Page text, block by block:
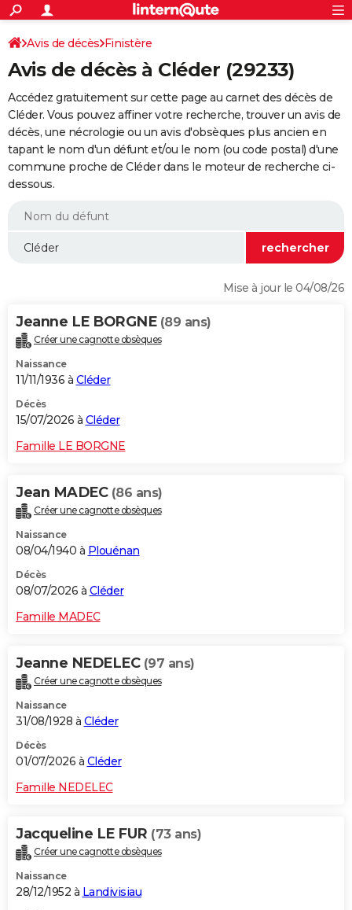
ACTUALITÉS
Politique
Société
Faits Divers
Education
Monde
Villes
+
SPORT
Coupe du monde 2026
Football
Tennis
Cyclisme
Rugby
Forum
Programme TV
TNT
Streaming
Cinéma
Sorties cinéma
Musique
+
FINANCE
Retraite
Epargne
Immobilier
Risques naturels par ville
Assurance
AUTO
Essais
Réserver un essai
Citadines
Berlines
SUV
Forum auto
+
HIGH-TECH
BRICOLAGE
WEEK-END
Alimentation
Guide de la santé
Maladies
Médicaments
Sommeil
VOYAGE
Destinations
City break
Voyage nature
Voyage de noces
Forum
Climat
+PHOTO
GUIDES D'ACHAT
Carte de Noël
Carte Bonne année
Carte Saint-Valentin
Carte Pâques
Carte d'anniversaire
DICTIONNAIRE
Dictionnaire
Biographies
Citations
Expressions
Proverbes
PROGRAMME TV
S'inscrire
Se connecter
Lycées
Collèges
Primaires
Universités
Entreprises
Service militaire
Avis de recherche
AVIS DE DÉCÈS
FORUM
Avis de décès Finistère
Avis de décès à Cléder (29233)
Accédez gratuitement sur cette page au carnet des décès de
Cléder. Vous pouvez affiner votre recherche, trouver un avis de
décès, une nécrologie ou un avis d'obsèques plus ancien en
tapant le nom d'un défunt et/ou le nom (ou code postal) d'une
commune proche de Cléder dans le moteur de recherche ci-
dessous.
Mise à jour le 04/08/26
Jeanne LE BORGNE (89 ans)
Créer une cagnotte obsèques
Naissance
11/11/1936 à Cléder
Décès
15/07/2026 à Cléder
Famille LE BORGNE
Jean MADEC (86 ans)
Créer une cagnotte obsèques
Naissance
08/04/1940 à Plouénan
Décès
08/07/2026 à Cléder
Famille MADEC
Jeanne NEDELEC (97 ans)
Créer une cagnotte obsèques
Naissance
31/08/1928 à Cléder
Décès
01/07/2026 à Cléder
Famille NEDELEC
Jacqueline LE FUR (73 ans)
Créer une cagnotte obsèques
Naissance
28/12/1952 à Landivisiau